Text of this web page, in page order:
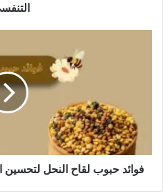
فوائد حبوب لقاح النحل لتحسين